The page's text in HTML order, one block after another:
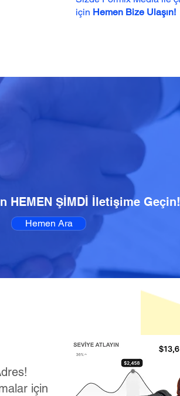
için Hemen Bize Ulaşın!
HEMEN ŞİMDİ İletişime Geçin!
Hemen Ara
için